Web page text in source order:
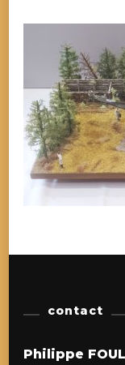
contact
Philippe